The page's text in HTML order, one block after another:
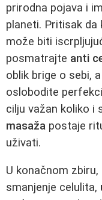
prirodna pojava i
planeti. Pritisak da
može biti
posmatrajte anti
oblik brige o sebi,
oslobodite
cilju važan koliko i
masaža postaje
uživati.
U konačnom zbiru,
smanjenje celulita,